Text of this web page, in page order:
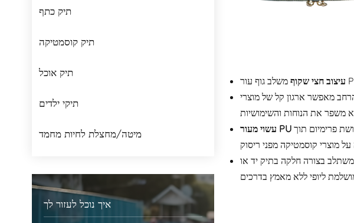
תיק כתף
תיק קוסמטיקה
תיק אוכל
תיקי ילדים
מיטה/מחצלת לחיות מחמד
איך נוכל לעזור לך
עיצוב חצי שקוף
מאפשר ארגון קל של מוצרי
פרימיום תוך
קלה, משתלב בצורה חלקה בתיק יד או